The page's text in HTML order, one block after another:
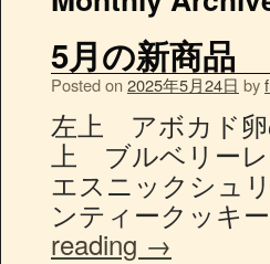
5月の新商品
Posted on 2025年5月24日 by
左上 アボカド
上 ブルベリ
エスニック
ンティークッ
reading →